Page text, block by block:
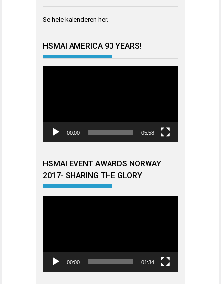
Se hele kalenderen her.
HSMAI AMERICA 90 YEARS!
00:00 05:58
HSMAI EVENT AWARDS NORWAY
2017- SHARING THE GLORY
00:00 01:34